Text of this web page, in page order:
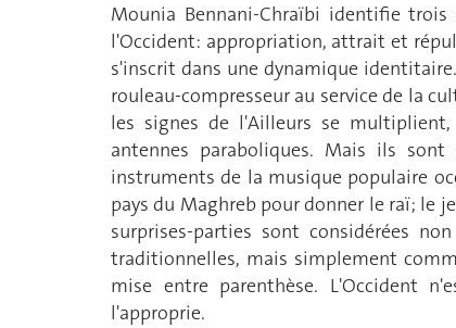
Mounia Bennani-Chraïbi identifie
l'Occident: appropriation, attrait et
s'inscrit dans une dynamique
rouleau-compresseur au service de la
les signes de l'Ailleurs se
antennes paraboliques. Mais ils
instruments de la musique populaire
pays du Maghreb pour donner le raï; le
surprises-parties sont considérées
traditionnelles, mais simplement
mise entre parenthèse. L'Occident
l'approprie.